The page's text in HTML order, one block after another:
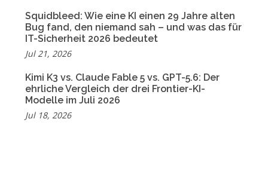
Squidbleed: Wie eine KI einen 29 Jahre alten
Bug fand, den niemand sah – und was das für
IT-Sicherheit 2026 bedeutet
Jul 21, 2026
Kimi K3 vs. Claude Fable 5 vs. GPT-5.6: Der
ehrliche Vergleich der drei Frontier-KI-
Modelle im Juli 2026
Jul 18, 2026